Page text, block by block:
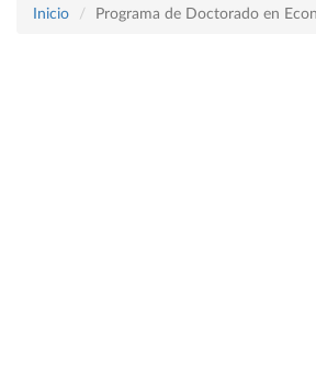
Inicio Programa de Doctorado en